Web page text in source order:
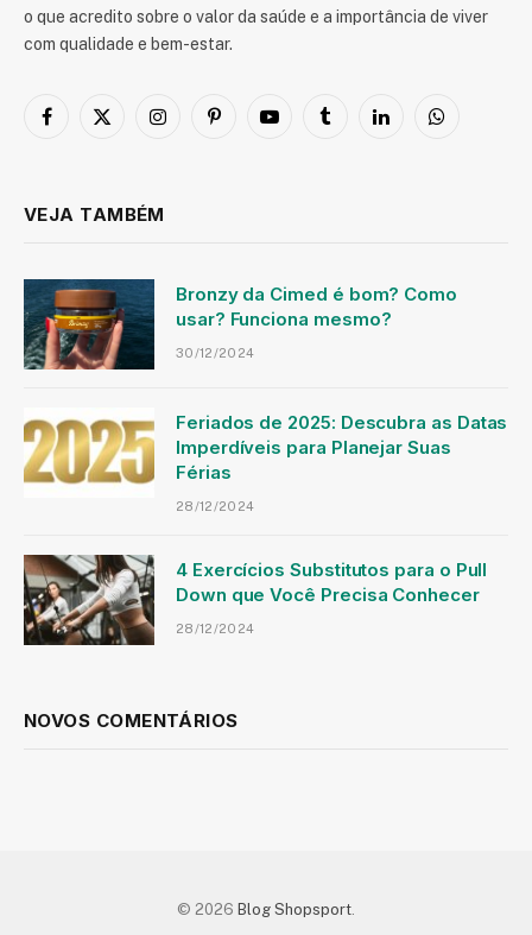
o que acredito sobre o valor da saúde e a importância de viver
com qualidade e bem-estar.
Facebook
X
InstagramPinterestYouTubeTumblrLinkedInWhatsApp
VEJA TAMBÉM
Bronzy da Cimed é bom? Como
usar? Funciona mesmo?
30/12/2024
Feriados de 2025: Descubra as Datas
Imperdíveis para Planejar Suas
Férias
28/12/2024
4 Exercícios Substitutos para o Pull
Down que Você Precisa Conhecer
28/12/2024
NOVOS COMENTÁRIOS
© 2026 Blog Shopsport